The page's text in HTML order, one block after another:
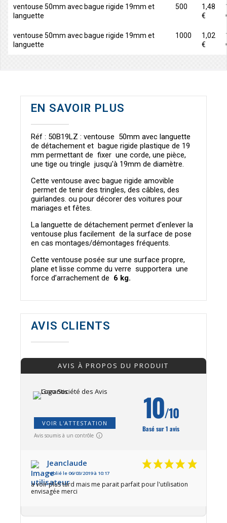
ventouse 50mm avec bague rigide 19mm et
languette
500
1,48
€
ventouse 50mm avec bague rigide 19mm et
languette
1000
1,02
€
EN SAVOIR PLUS
Réf : 50B19LZ : ventouse 50mm avec languette
de détachement et bague rigide plastique de 19
mm permettant de fixer une corde, une pièce,
une tige ou tringle jusqu'à 19mm de diamètre.
Cette ventouse avec bague rigide amovible
permet de tenir des tringles, des câbles, des
guirlandes. ou pour décorer des voitures pour
mariages et fêtes.
La languette de détachement permet d'enlever la
ventouse plus facilement de la surface de pose
en cas montages/démontages fréquents.
Cette ventouse posée sur une surface propre,
plane et lisse comme du verre supportera une
force d’arrachement de 6 kg.
AVIS CLIENTS
AVIS À PROPOS DU PRODUIT
VOIR L'ATTESTATION
Avis soumis à un contrôle
10/10
Basé sur 1 avis
Jeanclaude
Publié le 06/03/2019 à 10:17
a voir plus tard mais me parait parfait pour l'utilisation
envisagée merci